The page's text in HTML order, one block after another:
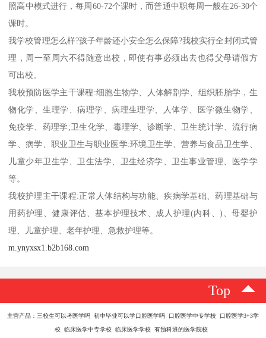
照高中模式进行，每周60-72个课时，而普通中职每周一般在26-30个
课时。
我学校管理怎么样?孩子年龄还小安全怎么保障?我校实行全封闭式管
理，周一至周六不得随意出校，即使有事必须出去也得父母请假方
可出校。
我校预防医学主干课程:细胞生物学、人体解剖学、组织胚胎学，生
物化学、生理学、病理学、病理生理学、人体学、医学微生物学、
免疫学、药理学;卫生化学、毒理学、诊断学、卫生统计学、流行病
学、病学、职业卫生与职业医学:环境卫生学、营养与食品卫生学、
儿童少年卫生学、卫生法学、卫生经济学、卫生事业管理、医学学
等。
我校护理主干课程:正常人体结构与功能、疾病学基础、药理基础与
用药护理、健康评估、基本护理技术、成人护理(内科、)、母婴护
理、儿童护理、老年护理、急救护理等。
m.ynyxsx1.b2b168.com
Top
主营产品：三校生可以考医学吗 初中毕业可以学口腔医学吗 口腔医学中专学校 口腔医学3+3学
校 临床医学中专学校 临床医学学校 有预科班的医学院校